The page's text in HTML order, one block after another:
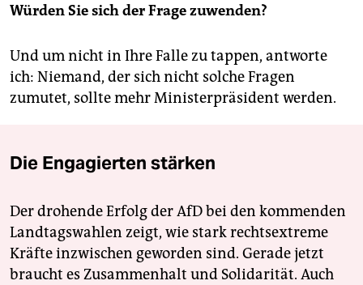
Würden Sie sich der Frage zuwenden?
Und um nicht in Ihre Falle zu tappen, antworte
ich: Niemand, der sich nicht solche Fragen
zumutet, sollte mehr Ministerpräsident werden.
Die Engagierten stärken
Der drohende Erfolg der AfD bei den kommenden
Landtagswahlen zeigt, wie stark rechtsextreme
Kräfte inzwischen geworden sind. Gerade jetzt
braucht es Zusammenhalt und Solidarität. Auch